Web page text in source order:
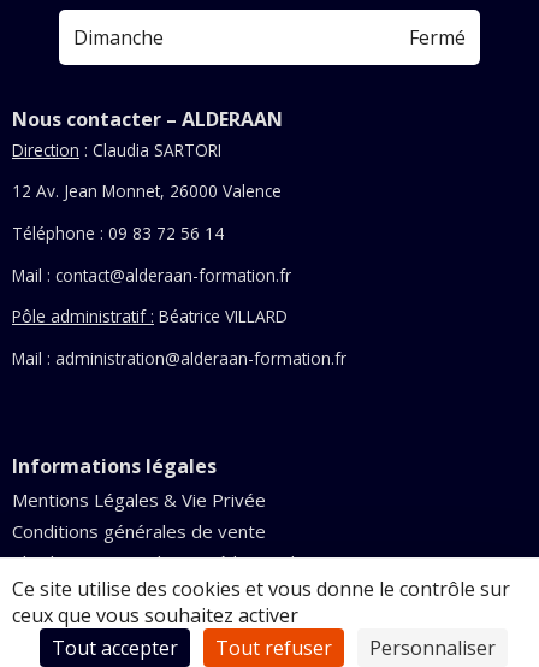
Ce site utilise des cookies et vous donne le contrôle sur
ceux que vous souhaitez activer
Tout accepter
Tout refuser Personnaliser
Dimanche Fermé
Nous contacter – ALDERAAN
Direction : Claudia SARTORI
12 Av. Jean Monnet, 26000 Valence
Téléphone : 09 83 72 56 14
Mail : contact@alderaan-formation.fr
Pôle administratif : Béatrice VILLARD
Mail : administration@alderaan-formation.fr
Informations légales
Mentions Légales & Vie Privée
Conditions générales de vente
Claudia Sartori – Cabinet médecine Chinoise
Dernière mise à jour le 3 août 2026
Webdesign par Synexta, copyright2026©